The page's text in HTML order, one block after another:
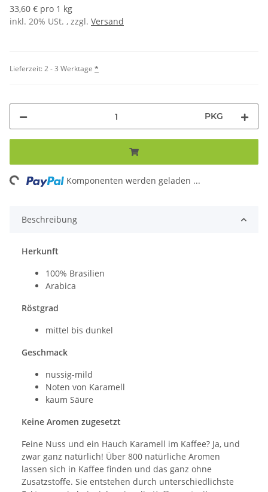
33,60 € pro 1 kg
inkl. 20% USt. , zzgl. Versand
Lieferzeit:2 - 3 Werktage *
PKG
Komponenten werden geladen ...
Beschreibung
Herkunft
100% Brasilien
Arabica
Röstgrad
mittel bis dunkel
Geschmack
nussig-mild
Noten von Karamell
kaum Säure
Keine Aromen zugesetzt
Feine Nuss und ein Hauch Karamell im Kaffee? Ja, und
zwar ganz natürlich! Über 800 natürliche Aromen
lassen sich in Kaffee finden und das ganz ohne
Zusatzstoffe. Sie entstehen durch unterschiedlichste